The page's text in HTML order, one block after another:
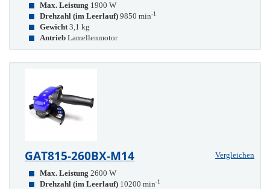
Max. Leistung 1900 W
Drehzahl (im Leerlauf) 9850 min-1
Gewicht 3,1 kg
Antrieb Lamellenmotor
GAT815-260BX-M14
Vergleichen
Max. Leistung 2600 W
Drehzahl (im Leerlauf) 10200 min-1